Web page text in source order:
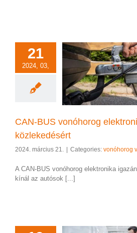
21
2024, 03,
vonóhorog
CAN-BUS vonóhorog
közlekedésért
2024. március 21. | Categories: vonóhorog
A CAN-BUS vonóhorog elektronika
kínál az autósok [...]